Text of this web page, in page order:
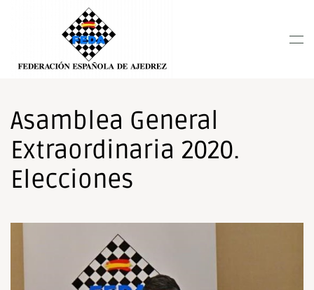
sistema
de
accesibilidad.
Skip to main content
Asamblea General
Extraordinaria 2020.
Elecciones